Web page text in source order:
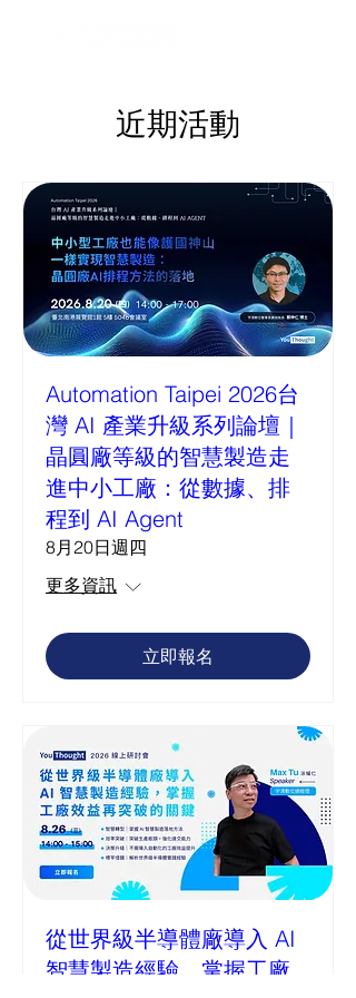
近期活動
Automation Taipei 2026台
灣 AI 產業升級系列論壇｜
晶圓廠等級的智慧製造走
進中小工廠：從數據、排
程到 AI Agent
8月20日週四
更多資訊
立即報名
從世界級半導體廠導入 AI
智慧製造經驗，掌握工廠